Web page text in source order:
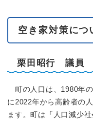
空き家対策につ
栗田昭行 議員
町の人口は、1980年
に2022年から高齢者の
ます。町は「人口減少